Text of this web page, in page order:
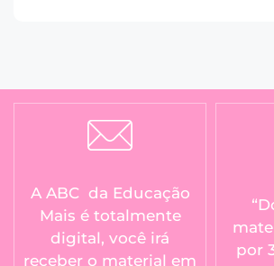
A ABC da Educação
Mais é totalmente
digital, você irá
receber o material em
por